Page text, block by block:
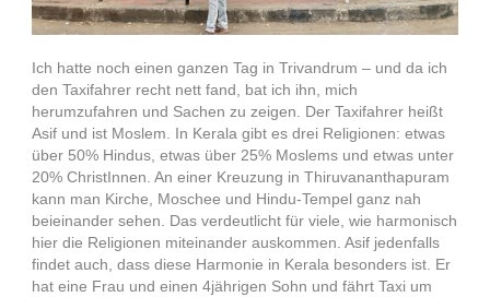
Ich hatte noch einen ganzen Tag in Trivandrum – und da ich
den Taxifahrer recht nett fand, bat ich ihn, mich
herumzufahren und Sachen zu zeigen. Der Taxifahrer heißt
Asif und ist Moslem. In Kerala gibt es drei Religionen: etwas
über 50% Hindus, etwas über 25% Moslems und etwas unter
20% ChristInnen. An einer Kreuzung in Thiruvananthapuram
kann man Kirche, Moschee und Hindu-Tempel ganz nah
beieinander sehen. Das verdeutlicht für viele, wie harmonisch
hier die Religionen miteinander auskommen. Asif jedenfalls
findet auch, dass diese Harmonie in Kerala besonders ist. Er
hat eine Frau und einen 4jährigen Sohn und fährt Taxi um